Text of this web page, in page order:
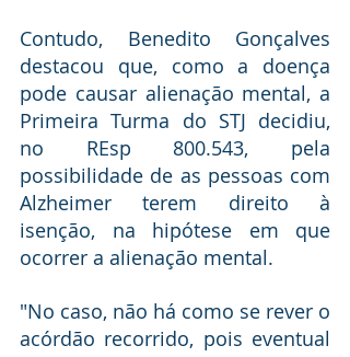
Contudo, Benedito Gonçalves
destacou que, como a doença
pode causar alienação mental, a
Primeira Turma do STJ decidiu,
no REsp 800.543, pela
possibilidade de as pessoas com
Alzheimer terem direito à
isenção, na hipótese em que
ocorrer a alienação mental.
"No caso, não há como se rever o
acórdão recorrido, pois eventual